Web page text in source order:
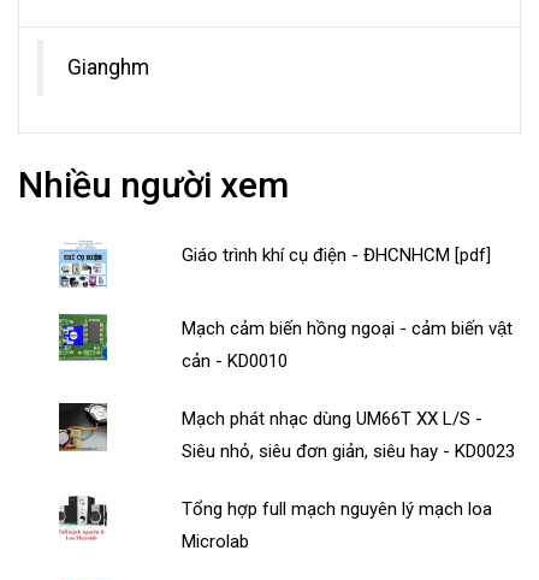
Gianghm
Nhiều người xem
Giáo trình khí cụ điện - ĐHCNHCM [pdf]
Mạch cảm biến hồng ngoại - cảm biến vật
cản - KD0010
Mạch phát nhạc dùng UM66T XX L/S -
Siêu nhỏ, siêu đơn giản, siêu hay - KD0023
Tổng hợp full mạch nguyên lý mạch loa
Microlab